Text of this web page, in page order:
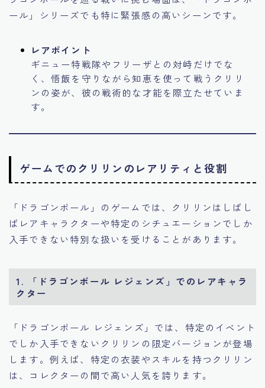
ール」シリーズでも特に緊張感の高いシーンです。
レアポイント
ギニュー特戦隊やフリーザとの対峙だけでな
く、悟飯を守りながら知恵を使って戦うクリリ
ンの姿が、彼の戦術的な才能を際立たせていま
す。
ゲームでのクリリンのレアリティと役割
「ドラゴンボール」のゲームでは、クリリンはしばし
ばレアキャラクターや特定のシチュエーションでしか
入手できない特別な扱いを受けることがあります。
1.
「ドラゴンボール レジェンズ」でのレアキャラ
クター
「ドラゴンボール レジェンズ」では、特定のイベント
でしか入手できないクリリンの限定バージョンが登場
します。例えば、特定の衣装やスキルを持つクリリン
は、コレクターの間で高い人気を誇ります。